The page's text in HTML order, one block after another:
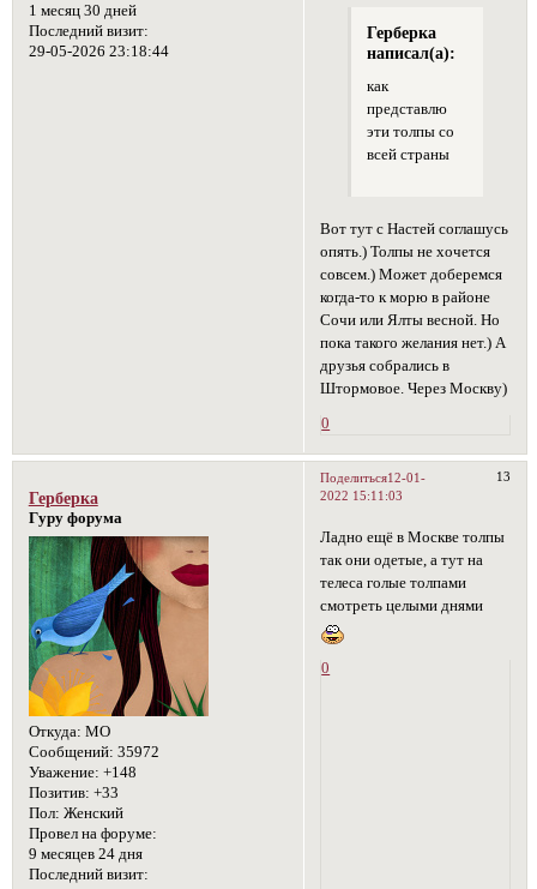
1 месяц 30 дней
Последний визит:
29-05-2026 23:18:44
Герберка
написал(а):
как
представлю
эти толпы со
всей страны
Вот тут с Настей соглашусь
опять.) Толпы не хочется
совсем.) Может доберемся
когда-то к морю в районе
Сочи или Ялты весной. Но
пока такого желания нет.) А
друзья собрались в
Штормовое. Через Москву)
0
Поделиться 13
12-01-
2022 15:11:03
Герберка
Гуру форума
Откуда: МО
Сообщений: 35972
Уважение: +148
Позитив: +33
Пол: Женский
Провел на форуме:
9 месяцев 24 дня
Последний визит:
Ладно ещё в Москве толпы
так они одетые, а тут на
телеса голые толпами
смотреть целыми днями
0